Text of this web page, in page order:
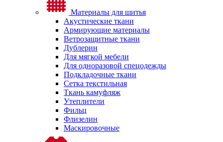
Материалы для шитья
Акустические ткани
Армирующие материалы
Ветрозащитные ткани
Дублерин
Для мягкой мебели
Для одноразовой спецодежды
Подкладочные ткани
Сетка текстильная
Ткань камуфляж
Утеплители
Фильц
Флизелин
Маскировочные